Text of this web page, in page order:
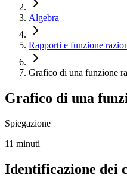
Algebra
Rapporti e funzione
Grafico di una funzione
Grafico di una
Spiegazione
11 minuti
Identificazione dei